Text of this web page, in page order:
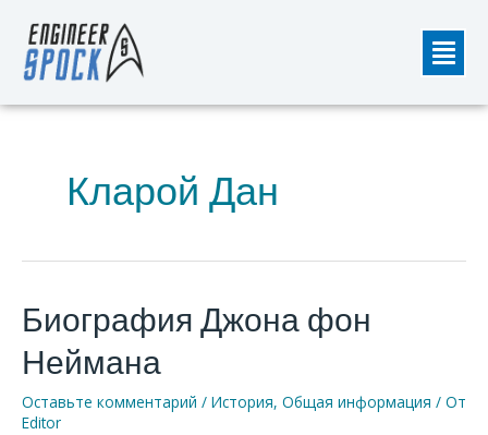
содержимому
Кларой Дан
Биография Джона фон
Неймана
Оставьте комментарий / История, Общая информация / От
Editor
Биография
Джона
фон
Неймана